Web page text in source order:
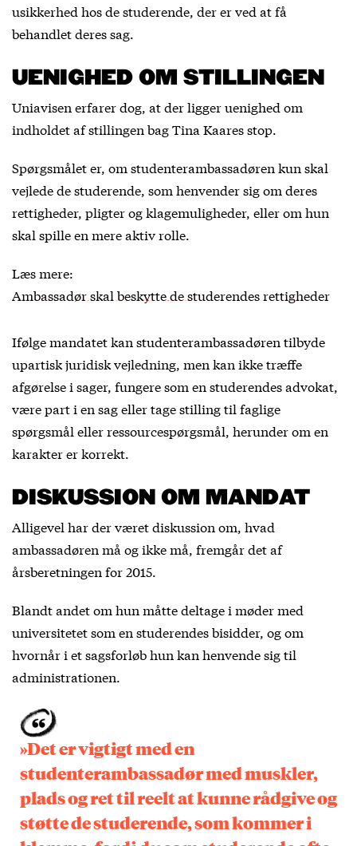
usikkerhed hos de studerende, der er ved at få
behandlet deres sag.
UENIGHED OM STILLINGEN
Uniavisen erfarer dog, at der ligger uenighed om
indholdet af stillingen bag Tina Kaares stop.
Spørgsmålet er, om studenterambassadøren kun skal
vejlede de studerende, som henvender sig om deres
rettigheder, pligter og klagemuligheder, eller om hun
skal spille en mere aktiv rolle.
Læs mere:
Ambassadør skal beskytte de studerendes rettigheder
Ifølge mandatet kan studenterambassadøren tilbyde
upartisk juridisk vejledning, men kan ikke træffe
afgørelse i sager, fungere som en studerendes advokat,
være part i en sag eller tage stilling til faglige
spørgsmål eller ressourcespørgsmål, herunder om en
karakter er korrekt.
DISKUSSION OM MANDAT
Alligevel har der været diskussion om, hvad
ambassadøren må og ikke må, fremgår det af
årsberetningen for 2015.
Blandt andet om hun måtte deltage i møder med
universitetet som en studerendes bisidder, og om
hvornår i et sagsforløb hun kan henvende sig til
administrationen.
»Det er vigtigt med en
studenterambassadør med muskler,
plads og ret til reelt at kunne rådgive og
støtte de studerende, som kommer i